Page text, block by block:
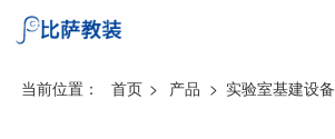
当前位置： 首页 > 产品 > 实验室基建设备